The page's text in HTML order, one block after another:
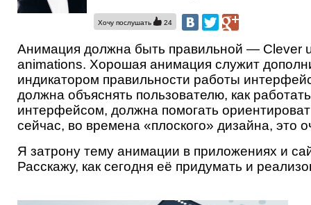
Хочу послушать 24
Анимация должна быть правильной — Clever
animations. Хорошая анимация служит
индикатором правильности работы
должна объяснять пользователю, как
интерфейсом, должна помогать
сейчас, во времена «плоского» дизайна, это
Я затрону тему анимации в приложениях и
Расскажу, как сегодня её придумать и